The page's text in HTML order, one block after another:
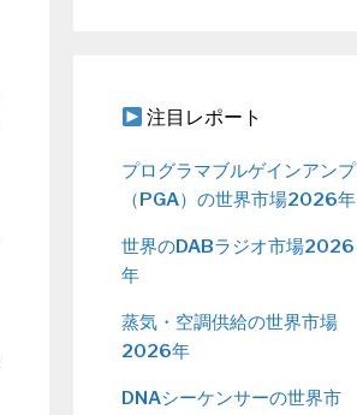
注目レポート
プログラマブルゲインアンプ
（PGA）の世界市場2026年
世界のDABラジオ市場2026
年
蒸気・空調供給の世界市場
2026年
DNAシーケンサーの世界市